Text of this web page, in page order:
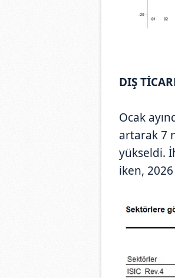
DIŞ
Ocak
artarak 7
yükseldi.
iken,